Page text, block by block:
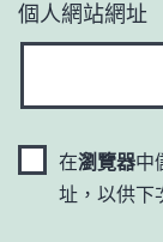
個人網站網址
在瀏覽器中
址，以供下